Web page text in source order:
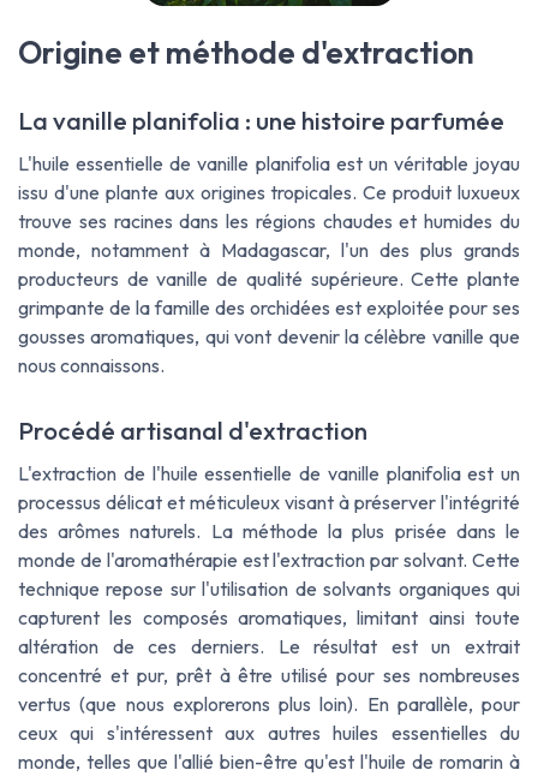
Origine et méthode d'extraction
La vanille planifolia : une histoire parfumée
L'huile essentielle de vanille planifolia est un véritable joyau
issu d'une plante aux origines tropicales. Ce produit luxueux
trouve ses racines dans les régions chaudes et humides du
monde, notamment à Madagascar, l'un des plus grands
producteurs de vanille de qualité supérieure. Cette plante
grimpante de la famille des orchidées est exploitée pour ses
gousses aromatiques, qui vont devenir la célèbre vanille que
nous connaissons.
Procédé artisanal d'extraction
L'extraction de l'huile essentielle de vanille planifolia est un
processus délicat et méticuleux visant à préserver l'intégrité
des arômes naturels. La méthode la plus prisée dans le
monde de l'aromathérapie est l'extraction par solvant. Cette
technique repose sur l'utilisation de solvants organiques qui
capturent les composés aromatiques, limitant ainsi toute
altération de ces derniers. Le résultat est un extrait
concentré et pur, prêt à être utilisé pour ses nombreuses
vertus (que nous explorerons plus loin). En parallèle, pour
ceux qui s'intéressent aux autres huiles essentielles du
monde, telles que l'allié bien-être qu'est l'huile de romarin à